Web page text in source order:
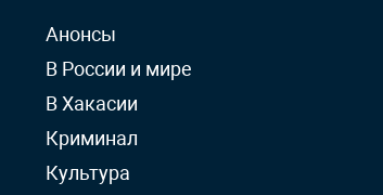
Анонсы
В России и мире
В Хакасии
Криминал
Культура